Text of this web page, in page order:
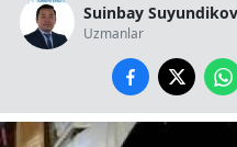
Suinbay Suyundikov
Uzmanlar